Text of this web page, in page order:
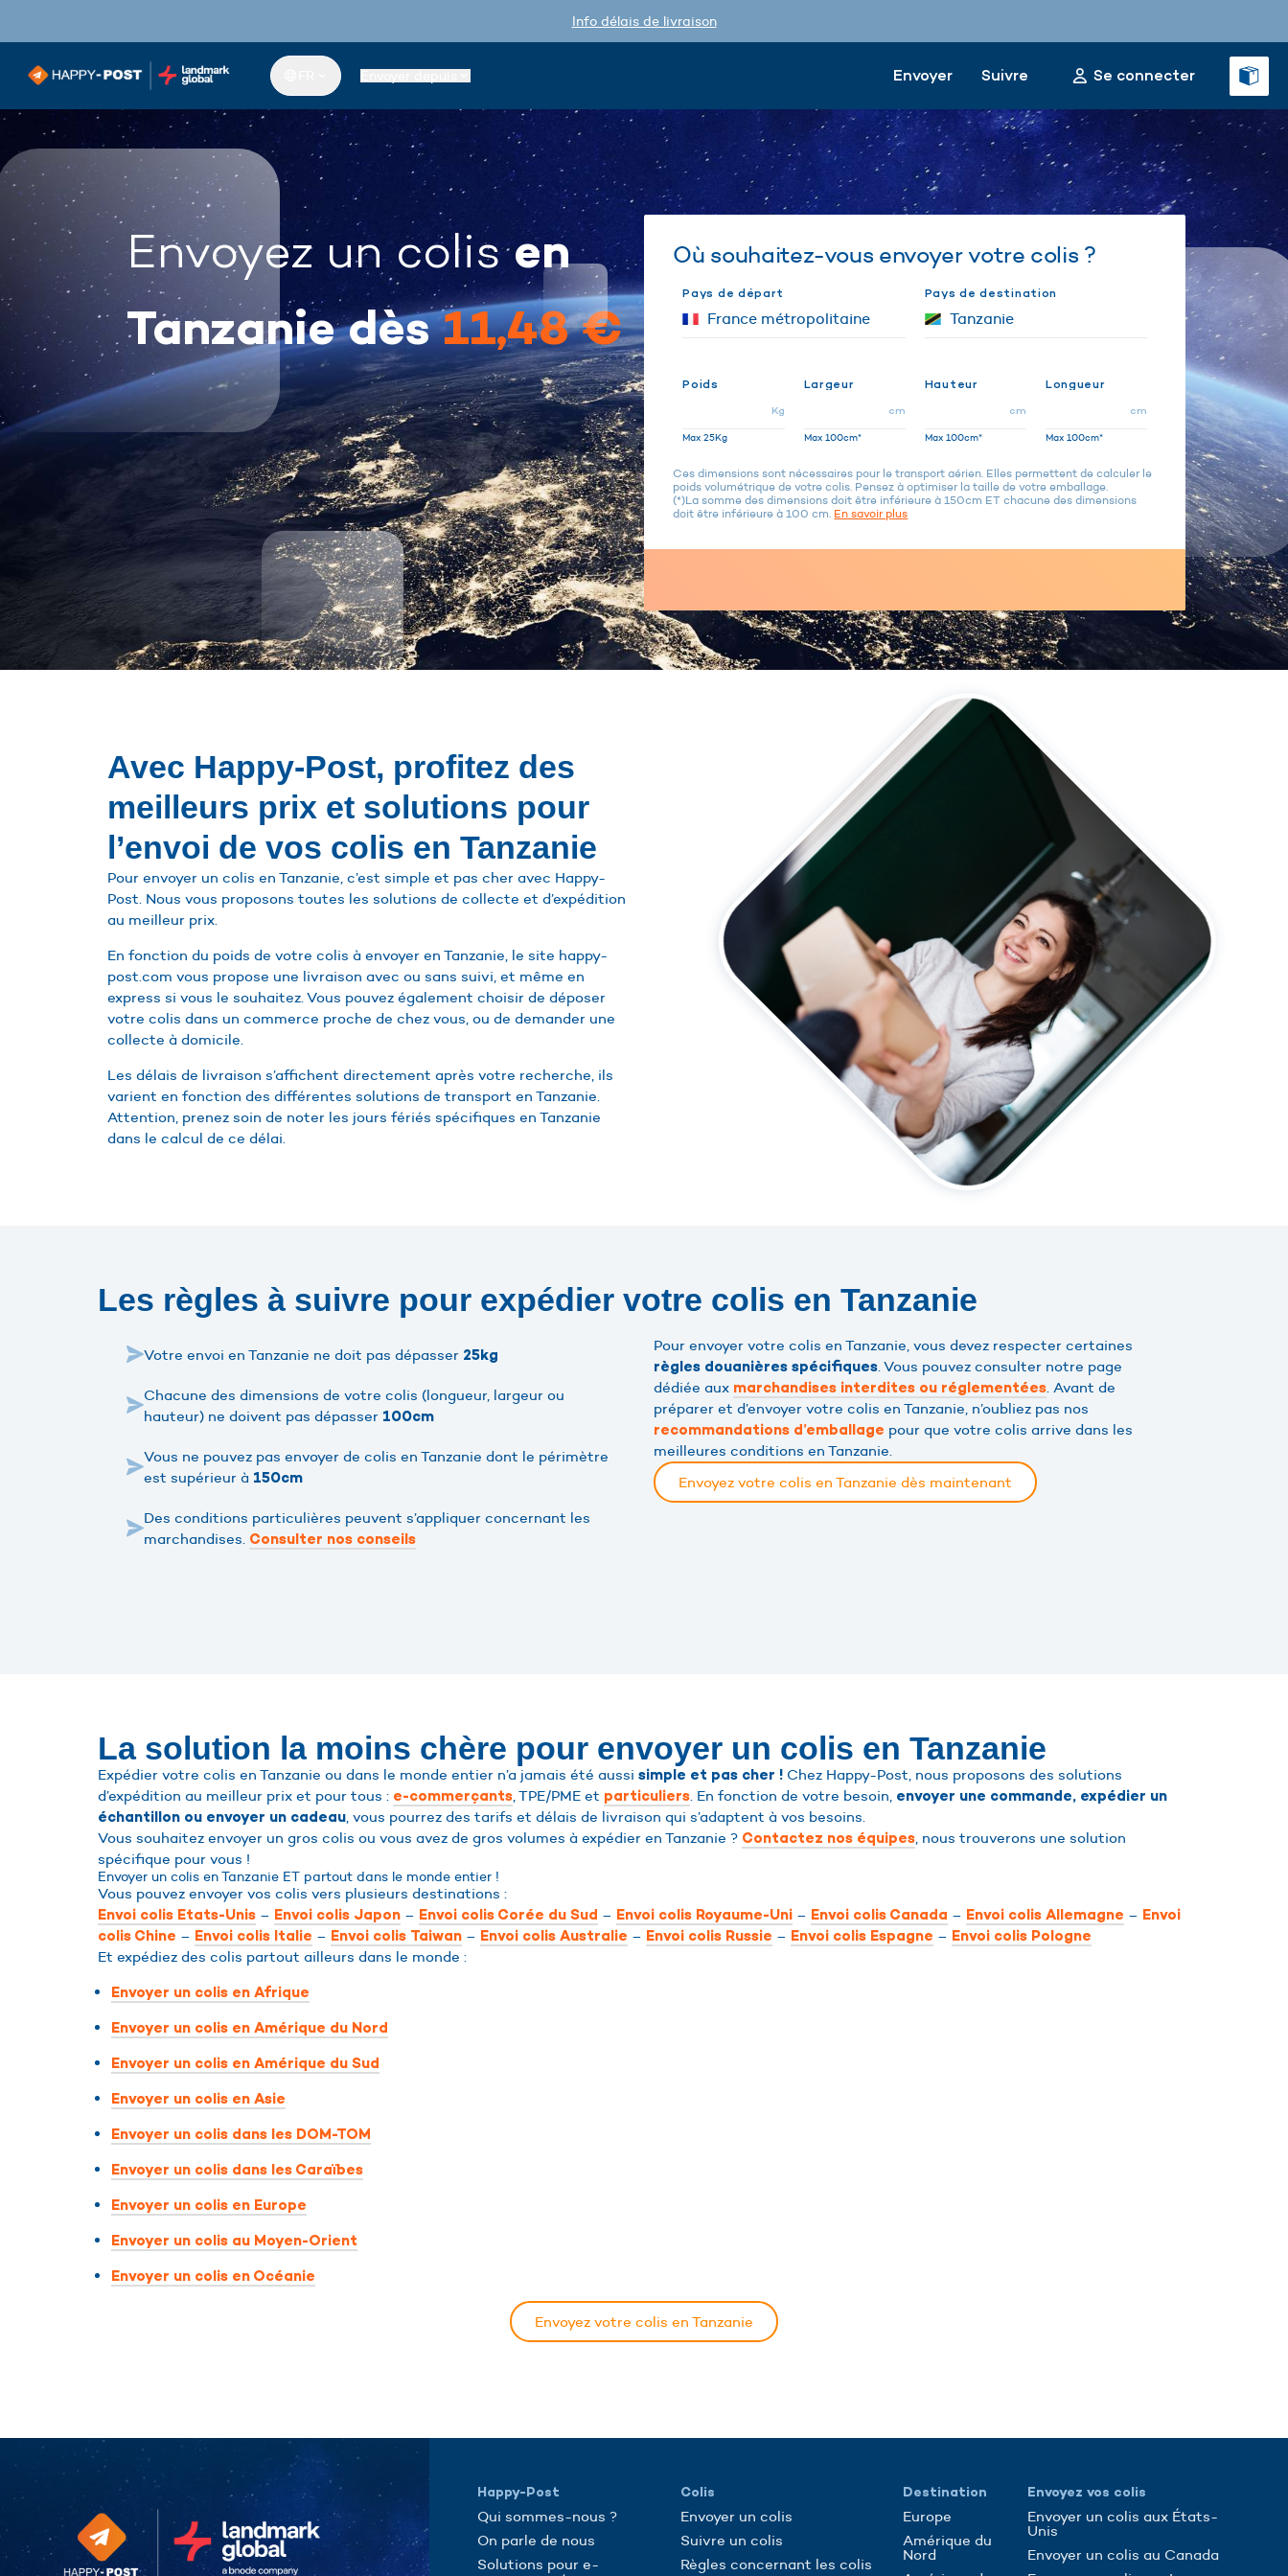
Info délais de livraison
Envoyer Suivre Se connecter
Envoyez un colisen
Tanzanie dès11,48 €
Où souhaitez-vous envoyer votre colis ?
Pays de départ Pays de destination
Poids
Kg
Max 25Kg
Largeur
cm
Max 100cm*
Hauteur
cm
Max 100cm*
Longueur
cm
Max 100cm*
Ces dimensions sont nécessaires pour le transport aérien. Elles permettent de calculer le
poids volumétrique de votre colis. Pensez à optimiser la taille de votre emballage.
(*)La somme des dimensions doit être inférieure à 150cm ET chacune des dimensions
doit être inférieure à 100 cm. En savoir plus
Avec Happy-Post, profitez des
meilleurs prix et solutions pour
l’envoi de vos colis en Tanzanie
Pour envoyer un colis en Tanzanie, c’est simple et pas cher avec Happy-
Post. Nous vous proposons toutes les solutions de collecte et d’expédition
au meilleur prix.
En fonction du poids de votre colis à envoyer en Tanzanie, le site happy-
post.com vous propose une livraison avec ou sans suivi, et même en
express si vous le souhaitez. Vous pouvez également choisir de déposer
votre colis dans un commerce proche de chez vous, ou de demander une
collecte à domicile.
Les délais de livraison s’affichent directement après votre recherche, ils
varient en fonction des différentes solutions de transport en Tanzanie.
Attention, prenez soin de noter les jours fériés spécifiques en Tanzanie
dans le calcul de ce délai.
Les règles à suivre pour expédier votre colis en Tanzanie
Votre envoi en Tanzanie ne doit pas dépasser 25kg
Chacune des dimensions de votre colis (longueur, largeur ou
hauteur) ne doivent pas dépasser100cm
Vous ne pouvez pas envoyer de colis en Tanzanie dont le périmètre
est supérieur à 150cm
Des conditions particulières peuvent s’appliquer concernant les
marchandises. Consulter nos conseils
Pour envoyer votre colis en Tanzanie, vous devez respecter certaines
règles douanières spécifiques. Vous pouvez consulter notre page
dédiée aux marchandises interdites ou réglementées. Avant de
préparer et d’envoyer votre colis en Tanzanie, n’oubliez pas nos
recommandations d’emballage pour que votre colis arrive dans les
meilleures conditions en Tanzanie.
Envoyez votre colis en Tanzanie dès maintenant
La solution la moins chère pour envoyer un colis en Tanzanie
Expédier votre colis en Tanzanie ou dans le monde entier n’a jamais été aussi simple et pas cher ! Chez Happy-Post, nous proposons des solutions
d’expédition au meilleur prix et pour tous : e-commerçants, TPE/PME et particuliers. En fonction de votre besoin, envoyer une commande, expédier un
échantillon ou envoyer un cadeau, vous pourrez des tarifs et délais de livraison qui s’adaptent à vos besoins.
Vous souhaitez envoyer un gros colis ou vous avez de gros volumes à expédier en Tanzanie ? Contactez nos équipes, nous trouverons une solution
spécifique pour vous !
Envoyer un colis en Tanzanie ET partout dans le monde entier !
Vous pouvez envoyer vos colis vers plusieurs destinations :
Envoi colis Etats-Unis – Envoi colis Japon – Envoi colis Corée du Sud – Envoi colis Royaume-Uni – Envoi colis Canada – Envoi colis Allemagne – Envoi
colis Chine – Envoi colis Italie – Envoi colis Taiwan – Envoi colis Australie – Envoi colis Russie – Envoi colis Espagne – Envoi colis Pologne
Et expédiez des colis partout ailleurs dans le monde :
Envoyer un colis en Afrique
Envoyer un colis en Amérique du Nord
Envoyer un colis en Amérique du Sud
Envoyer un colis en Asie
Envoyer un colis dans les DOM-TOM
Envoyer un colis dans les Caraïbes
Envoyer un colis en Europe
Envoyer un colis au Moyen-Orient
Envoyer un colis en Océanie
Envoyez votre colis en Tanzanie
Happy-Post
Qui sommes-nous ?
On parle de nous
Solutions pour e-
Colis
Envoyer un colis
Suivre un colis
Règles concernant les colis
Destination
Europe
Amérique du
Nord
Envoyez vos colis
Envoyer un colis aux États-
Unis
Envoyer un colis au Canada